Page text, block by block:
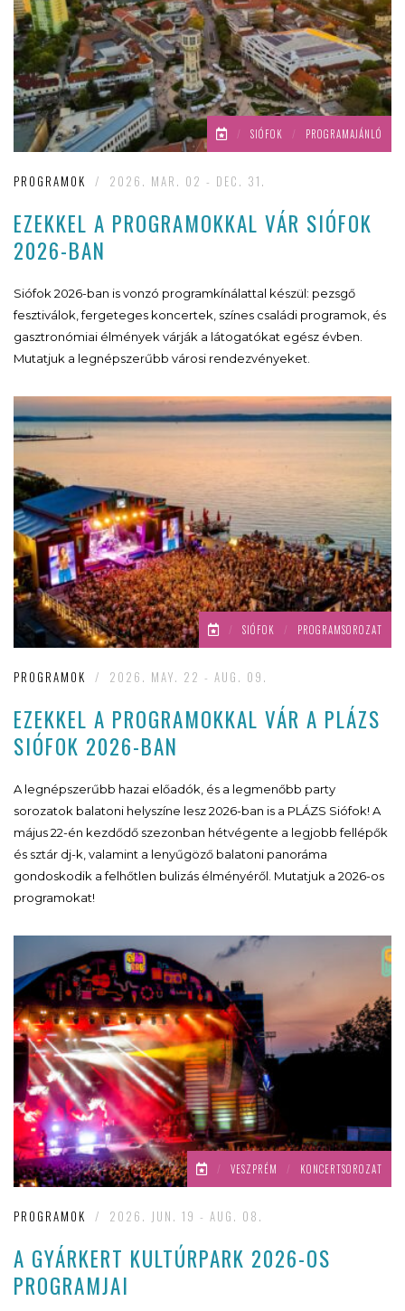
/ SIÓFOK / PROGRAMAJÁNLÓ
PROGRAMOK / 2026. MAR. 02 - DEC. 31.
EZEKKEL A PROGRAMOKKAL VÁR SIÓFOK
2026-BAN
Siófok 2026-ban is vonzó programkínálattal készül: pezsgő
fesztiválok, fergeteges koncertek, színes családi programok, és
gasztronómiai élmények várják a látogatókat egész évben.
Mutatjuk a legnépszerűbb városi rendezvényeket.
/ SIÓFOK / PROGRAMSOROZAT
PROGRAMOK / 2026. MAY. 22 - AUG. 09.
EZEKKEL A PROGRAMOKKAL VÁR A PLÁZS
SIÓFOK 2026-BAN
A legnépszerűbb hazai előadók, és a legmenőbb party
sorozatok balatoni helyszíne lesz 2026-ban is a PLÁZS Siófok! A
május 22-én kezdődő szezonban hétvégente a legjobb fellépők
és sztár dj-k, valamint a lenyűgöző balatoni panoráma
gondoskodik a felhőtlen bulizás élményéről. Mutatjuk a 2026-os
programokat!
/ VESZPRÉM / KONCERTSOROZAT
PROGRAMOK / 2026. JUN. 19 - AUG. 08.
A GYÁRKERT KULTÚRPARK 2026-OS
PROGRAMJAI